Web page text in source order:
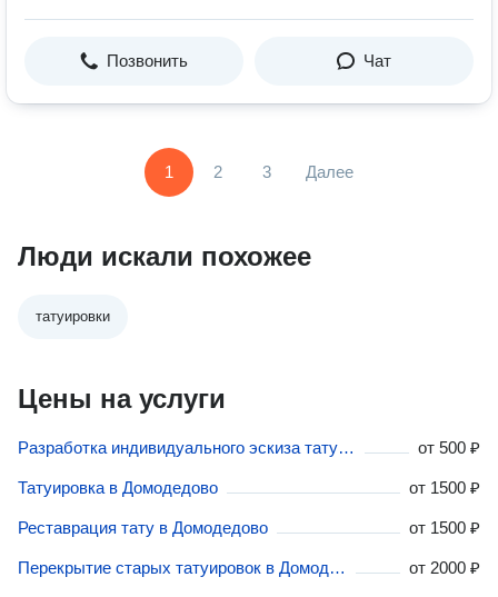
Позвонить Чат
1 2 3 Далее
Люди искали похожее
татуировки
Цены на услуги
Разработка индивидуального эскиза татуировки в Домодедово от 500 ₽
Татуировка в Домодедово от 1500 ₽
Реставрация тату в Домодедово от 1500 ₽
Перекрытие старых татуировок в Домодедово от 2000 ₽